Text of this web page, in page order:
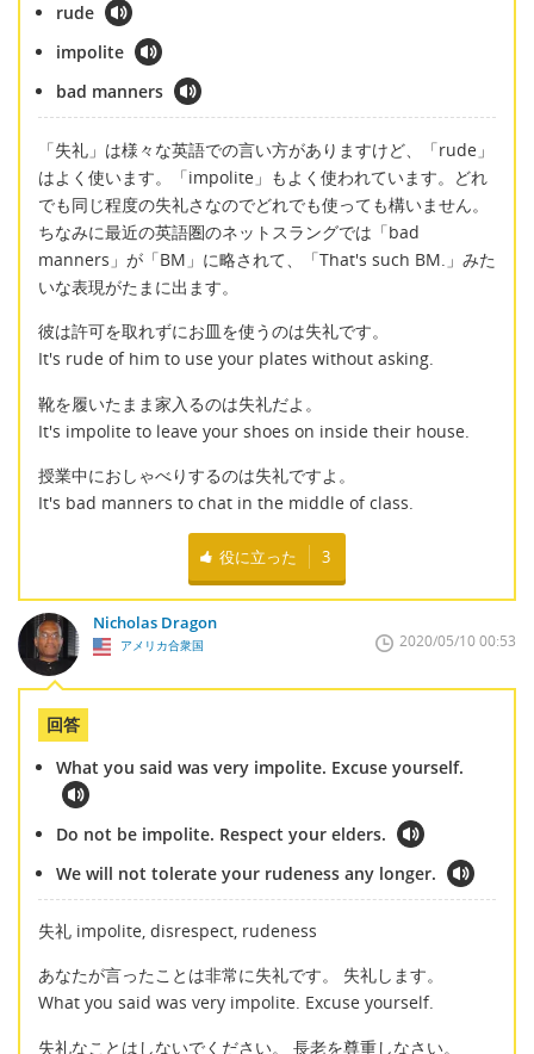
rude
impolite
bad manners
「失礼」は様々な英語での言い方がありますけど、「rude」
はよく使います。「impolite」もよく使われています。どれ
でも同じ程度の失礼さなのでどれでも使っても構いません。
ちなみに最近の英語圏のネットスラングでは「bad
manners」が「BM」に略されて、「That's such BM.」みた
いな表現がたまに出ます。
彼は許可を取れずにお皿を使うのは失礼です。
It's rude of him to use your plates without asking.
靴を履いたまま家入るのは失礼だよ。
It's impolite to leave your shoes on inside their house.
授業中におしゃべりするのは失礼ですよ。
It's bad manners to chat in the middle of class.
役に立った 3
Nicholas Dragon
アメリカ合衆国 2020/05/10 00:53
回答
What you said was very impolite. Excuse yourself.
Do not be impolite. Respect your elders.
We will not tolerate your rudeness any longer.
失礼 impolite, disrespect, rudeness
あなたが言ったことは非常に失礼です。 失礼します。
What you said was very impolite. Excuse yourself.
失礼なことはしないでください。 長老を尊重しなさい。